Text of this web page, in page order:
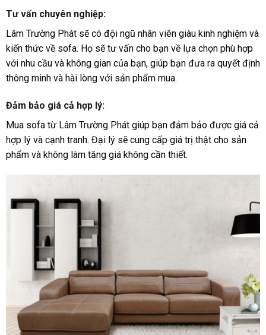
Tư vấn chuyên nghiệp:
Lâm Trường Phát sẽ có đội ngũ nhân viên giàu kinh nghiệm và
kiến thức về sofa. Họ sẽ tư vấn cho bạn về lựa chọn phù hợp
với nhu cầu và không gian của bạn, giúp bạn đưa ra quyết định
thông minh và hài lòng với sản phẩm mua.
Đảm bảo giá cả hợp lý:
Mua sofa từ Lâm Trường Phát giúp bạn đảm bảo được giá cả
hợp lý và cạnh tranh. Đại lý sẽ cung cấp giá trị thật cho sản
phẩm và không làm tăng giá không cần thiết.